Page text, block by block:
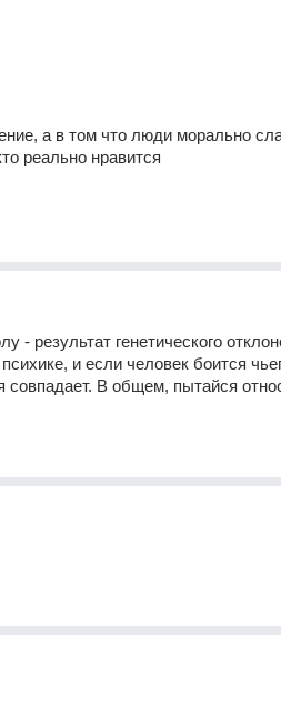
а в том что люди морально
реально нравится
- результат генетического
и если человек боится
совпадает. В общем, пытайся